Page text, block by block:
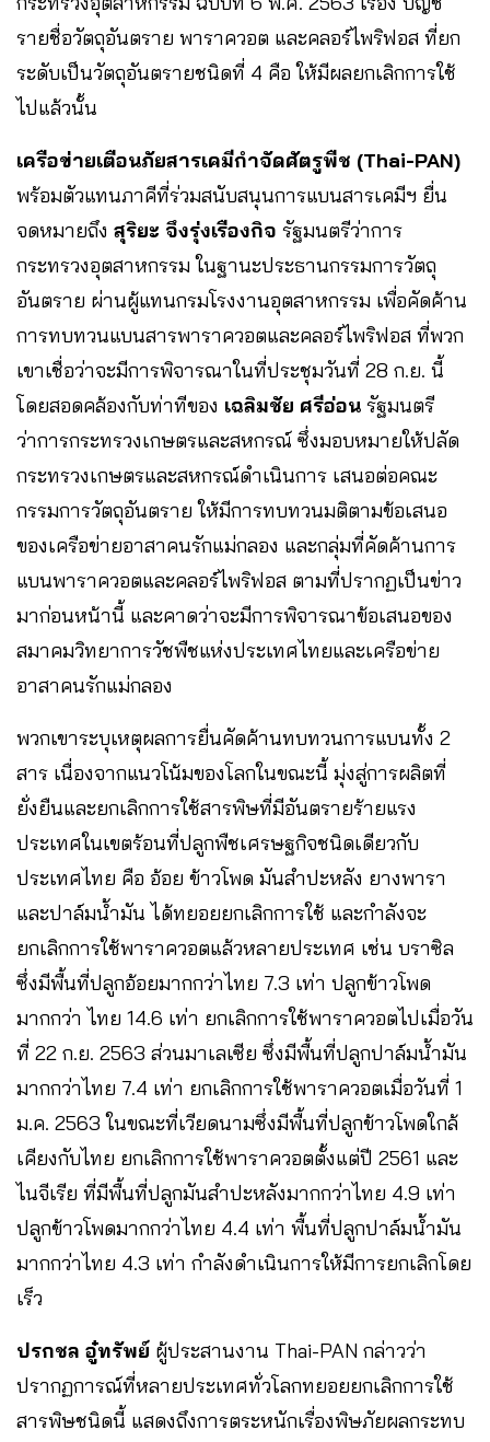
รายชื่อวัตถุอันตราย พาราควอต และคลอร์ไพริฟอส ที่ยก
ระดับเป็นวัตถุอันตรายชนิดที่ 4 คือ ให้มีผลยกเลิกการใช้
ไปแล้วนั้น
เครือข่ายเตือนภัยสารเคมีกําจัดศัตรูพืช (Thai-PAN)
พร้อมตัวแทนภาคีที่ร่วมสนับสนุนการแบนสารเคมีฯ ยื่น
จดหมายถึง สุริยะ จึงรุ่งเรืองกิจ รัฐมนตรีว่าการ
กระทรวงอุตสาหกรรม ในฐานะประธานกรรมการวัตถุ
อันตราย ผ่านผู้แทนกรมโรงงานอุตสาหกรรม เพื่อคัดค้าน
การทบทวนแบนสารพาราควอตและคลอร์ไพริฟอส ที่พวก
เขาเชื่อว่าจะมีการพิจารณาในที่ประชุมวันที่ 28 ก.ย. นี้
โดยสอดคล้องกับท่าทีของ เฉลิมชัย ศรีอ่อน รัฐมนตรี
ว่าการกระทรวงเกษตรและสหกรณ์ ซึ่งมอบหมายให้ปลัด
กระทรวงเกษตรและสหกรณ์ดําเนินการ เสนอต่อคณะ
กรรมการวัตถุอันตราย ให้มีการทบทวนมติตามข้อเสนอ
ของเครือข่ายอาสาคนรักแม่กลอง และกลุ่มที่คัดค้านการ
แบนพาราควอตและคลอร์ไพริฟอส ตามที่ปรากฏเป็นข่าว
มาก่อนหน้านี้ และคาดว่าจะมีการพิจารณาข้อเสนอของ
สมาคมวิทยาการวัชพืชแห่งประเทศไทยและเครือข่าย
อาสาคนรักแม่กลอง
พวกเขาระบุเหตุผลการยื่นคัดค้านทบทวนการแบนทั้ง 2
สาร เนื่องจากแนวโน้มของโลกในขณะนี้ มุ่งสู่การผลิตที่
ยั่งยืนและยกเลิกการใช้สารพิษที่มีอันตรายร้ายแรง
ประเทศในเขตร้อนที่ปลูกพืชเศรษฐกิจชนิดเดียวกับ
ประเทศไทย คือ อ้อย ข้าวโพด มันสําปะหลัง ยางพารา
และปาล์มน้ำมัน ได้ทยอยยกเลิกการใช้ และกําลังจะ
ยกเลิกการใช้พาราควอตแล้วหลายประเทศ เช่น บราซิล
ซึ่งมีพื้นที่ปลูกอ้อยมากกว่าไทย 7.3 เท่า ปลูกข้าวโพด
มากกว่า ไทย 14.6 เท่า ยกเลิกการใช้พาราควอตไปเมื่อวัน
ที่ 22 ก.ย. 2563 ส่วนมาเลเซีย ซึ่งมีพื้นที่ปลูกปาล์มน้ำมัน
มากกว่าไทย 7.4 เท่า ยกเลิกการใช้พาราควอตเมื่อวันที่ 1
ม.ค. 2563 ในขณะที่เวียดนามซึ่งมีพื้นที่ปลูกข้าวโพดใกล้
เคียงกับไทย ยกเลิกการใช้พาราควอตตั้งแต่ปี 2561 และ
ไนจีเรีย ที่มีพื้นที่ปลูกมันสําปะหลังมากกว่าไทย 4.9 เท่า
ปลูกข้าวโพดมากกว่าไทย 4.4 เท่า พื้นที่ปลูกปาล์มน้ำมัน
มากกว่าไทย 4.3 เท่า กําลังดําเนินการให้มีการยกเลิกโดย
เร็ว
ปรกชล อู๋ทรัพย์ ผู้ประสานงาน Thai-PAN กล่าวว่า
ปรากฏการณ์ที่หลายประเทศทั่วโลกทยอยยกเลิกการใช้
สารพิษชนิดนี้ แสดงถึงการตระหนักเรื่องพิษภัยผลกระทบ